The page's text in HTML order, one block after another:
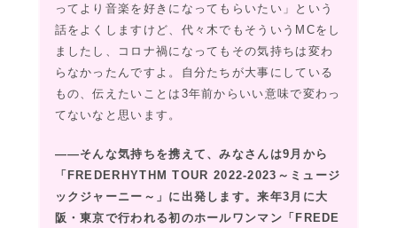
ってより音楽を好きになってもらいたい」という
話をよくしますけど、代々木でもそういうMCをし
ましたし、コロナ禍になってもその気持ちは変わ
らなかったんですよ。自分たちが大事にしている
もの、伝えたいことは3年前からいい意味で変わっ
てないなと思います。
――そんな気持ちを携えて、みなさんは9月から
「FREDERHYTHM TOUR 2022-2023～ミュージ
ックジャーニー～」に出発します。来年3月に大
阪・東京で行われる初のホールワンマン「FREDE